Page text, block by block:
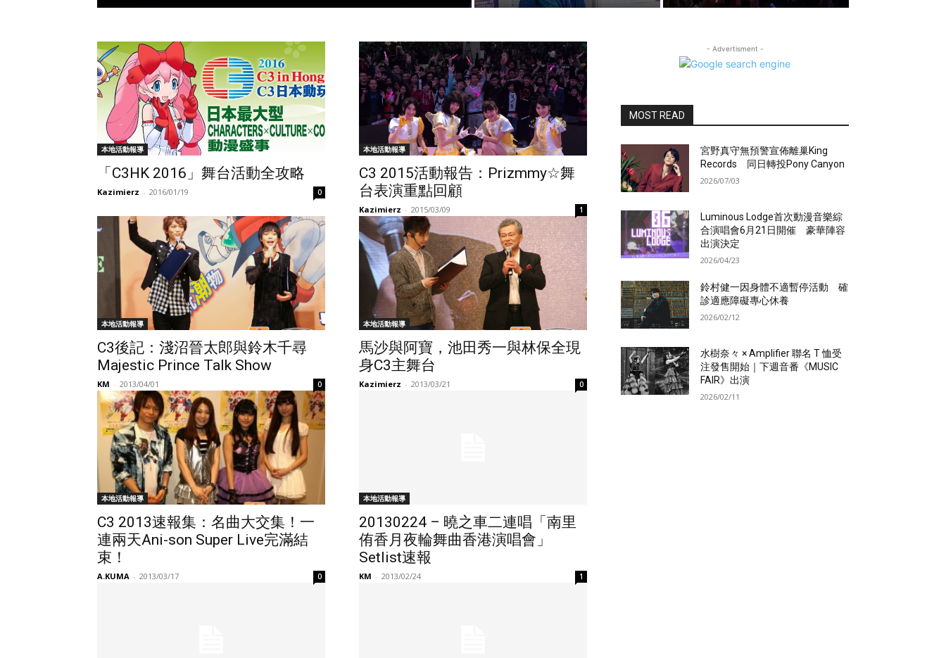
本地活動報導
「C3HK 2016」舞台活動全攻略
Kazimierz - 2016/01/19 0
本地活動報導
C3 2015活動報告：Prizmmy☆舞
台表演重點回顧
Kazimierz - 2015/03/09 1
本地活動報導
C3後記：淺沼晉太郎與鈴木千尋
Majestic Prince Talk Show
KM - 2013/04/01 0
本地活動報導
馬沙與阿寶，池田秀一與林保全現
身C3主舞台
Kazimierz - 2013/03/21 0
本地活動報導
C3 2013速報集：名曲大交集！一
連兩天Ani-son Super Live完滿結
束！
A.KUMA - 2013/03/17 0
本地活動報導
20130224 – 曉之車二連唱「南里
侑香月夜輪舞曲香港演唱會」
Setlist速報
KM - 2013/02/24 1
- Advertisment -
MOST READ
宮野真守無預警宣佈離巢King
Records 同日轉投Pony Canyon
2026/07/03
Luminous Lodge首次動漫音樂綜
合演唱會6月21日開催 豪華陣容
出演決定
2026/04/23
鈴村健一因身體不適暫停活動 確
診適應障礙專心休養
2026/02/12
水樹奈々 × Amplifier 聯名 T 恤受
注發售開始｜下週音番《MUSIC
FAIR》出演
2026/02/11